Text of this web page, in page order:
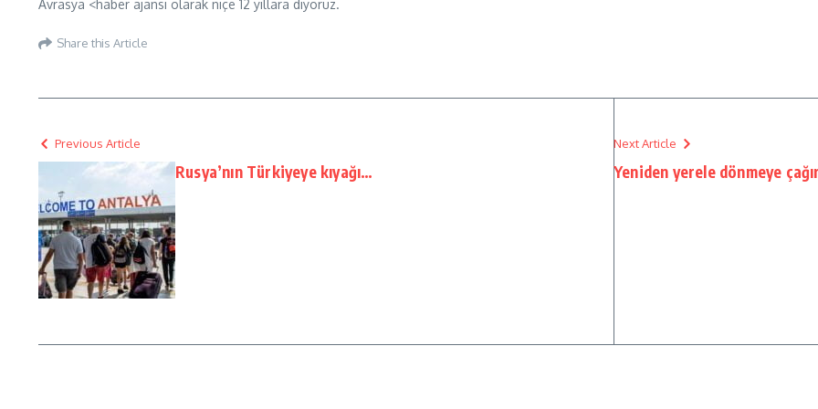
Avrasya <haber ajansı olarak niçe 12 yıllara diyoruz.
Share this Article
Previous Article
Rusya’nın Türkiyeye kıyağı…
Next Article
Yeniden yerele dönmeye